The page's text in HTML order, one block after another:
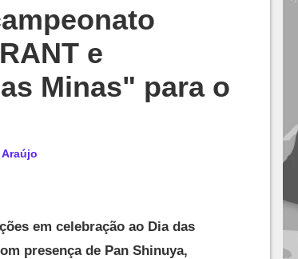
e
Minas" para o
em celebração ao Dia das
presença de Pan Shinuya,